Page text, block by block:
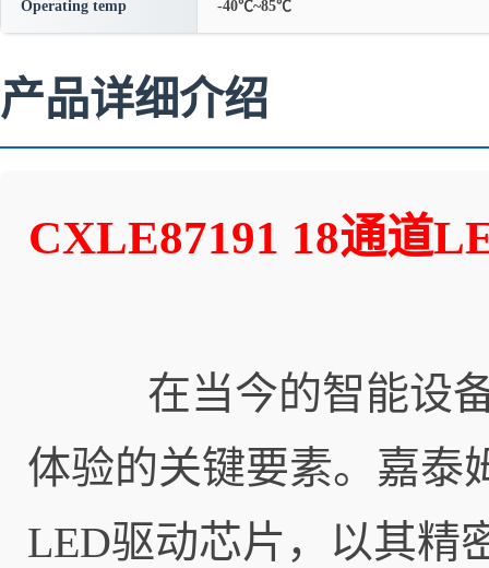
Operating temp -40℃~85℃
产品详细介绍
CXLE87191 18通道
在当今的智能设备
体验的关键要素。嘉泰
LED驱动芯片，以其精